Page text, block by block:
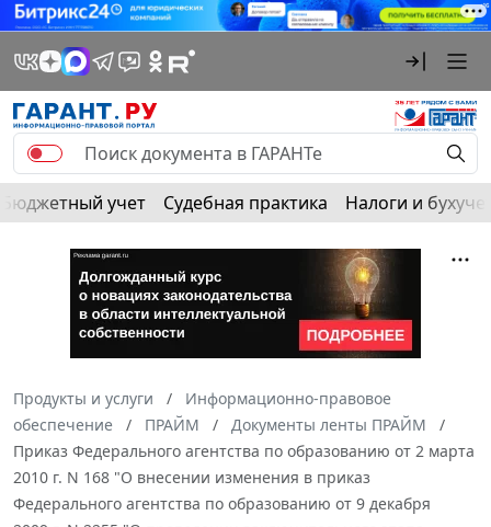
Бюджетный учет Судебная практика Налоги и
Продукты и услуги
Информационно-правовое
обеспечение
ПРАЙМ
Документы ленты ПРАЙМ
Приказ Федерального агентства по образованию от 2 марта
2010 г. N 168 "О внесении изменения в приказ
Федерального агентства по образованию от 9 декабря